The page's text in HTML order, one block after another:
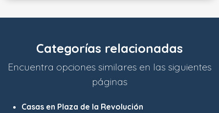
Categorías relacionadas
Encuentra opciones similares en las siguientes
páginas
Casas en Plaza de la Revolución